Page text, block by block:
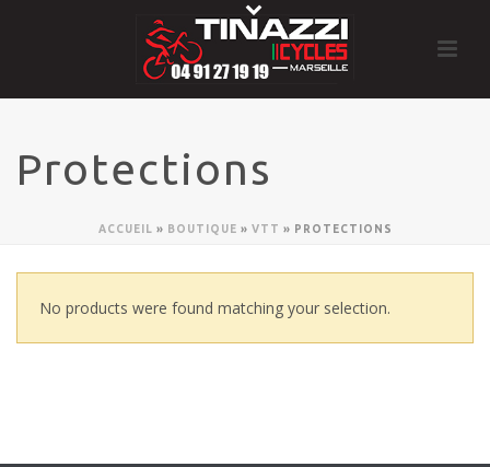
Protections
ACCUEIL » BOUTIQUE » VTT » PROTECTIONS
No products were found matching your selection.